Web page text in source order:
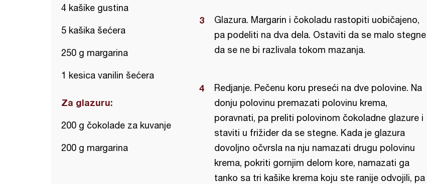
4 kašike gustina
5 kašika šećera
250 g margarina
1 kesica vanilin šećera
Za glazuru:
200 g čokolade za kuvanje
200 g margarina
Glazura. Margarin i čokoladu rastopiti uobičajeno,
pa podeliti na dva dela. Ostaviti da se malo stegne
da se ne bi razlivala tokom mazanja.
Redjanje. Pečenu koru preseći na dve polovine. Na
donju polovinu premazati polovinu krema,
poravnati, pa preliti polovinom čokoladne glazure i
staviti u frižider da se stegne. Kada je glazura
dovoljno očvrsla na nju namazati drugu polovinu
krema, pokriti gornjim delom kore, namazati ga
tanko sa tri kašike krema koju ste ranije odvojili, pa